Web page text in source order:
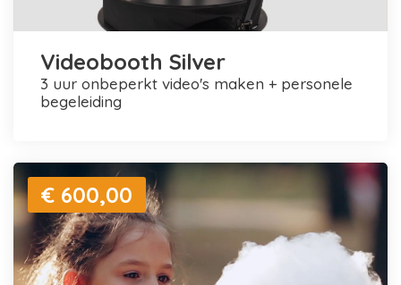
Videobooth Silver
3 uur onbeperkt video's maken + personele
begeleiding
€ 600,00